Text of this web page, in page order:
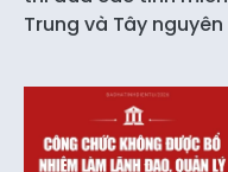
Trung và Tây nguyên